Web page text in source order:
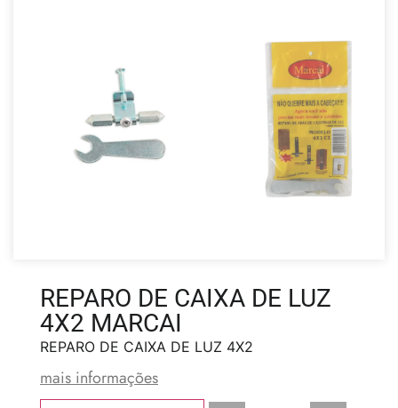
REPARO DE CAIXA DE LUZ
4X2 MARCAI
REPARO DE CAIXA DE LUZ 4X2
mais informações